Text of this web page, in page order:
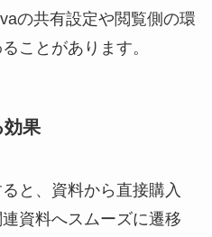
の共有設定や閲覧側の環
ことがあります。
効果
と、資料から直接購入
資料へスムーズに遷移